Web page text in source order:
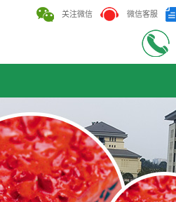
关注微信 微信客服